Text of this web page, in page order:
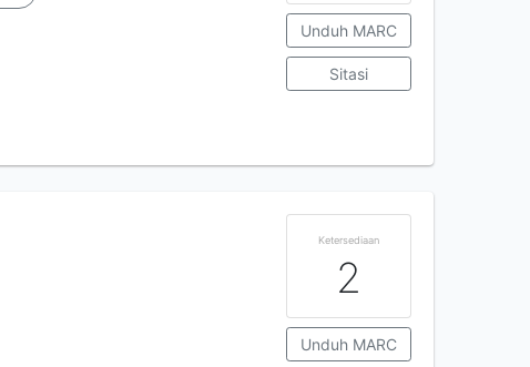
Unduh MARC
Sitasi
Ketersediaan
2
Unduh MARC